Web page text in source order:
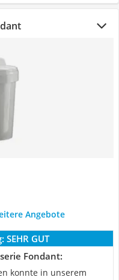
Angebote
SEHR GUT
Fondant:
konnte in unserem